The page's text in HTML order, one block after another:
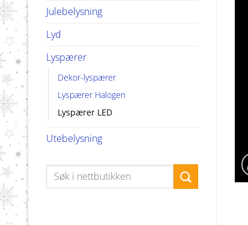
Julebelysning
Lyd
Lyspærer
Dekor-lyspærer
Lyspærer Halogen
Lyspærer LED
Utebelysning
Søk